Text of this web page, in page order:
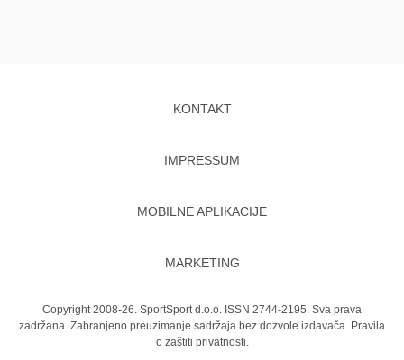
KONTAKT
IMPRESSUM
MOBILNE APLIKACIJE
MARKETING
Copyright 2008-26. SportSport d.o.o. ISSN 2744-2195. Sva prava
zadržana. Zabranjeno preuzimanje sadržaja bez dozvole izdavača. Pravila
o zaštiti privatnosti.